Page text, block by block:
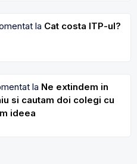
la Cat costa ITP-ul?
la Ne extindem in
si cautam doi colegi cu
ideea